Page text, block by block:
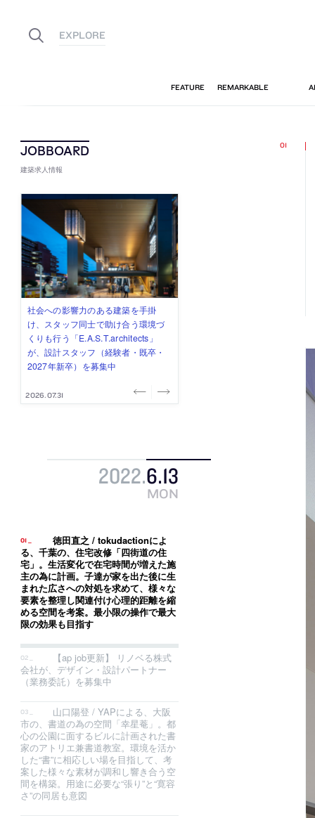
建築求人情報
佐々木慧が主宰する「axonometric株
式会社」が、設計スタッフ（経験
者・既卒・2027年新卒）を募集中
2026.08.07
古民家を軸に全国で“価値循環の仕組
み”を作り、リモートワーク主体の働
き方を実践する「株式会社つぎと」
が、設計スタッフ（経験者・既卒）
を募集中
2026.08.03
リノベる株式会社が、設計パートナ
ー (業務委託) を募集中
2026.08.03
社会への影響力のある建築を手掛
け、スタッフ同士で助け合う環境づ
くりも行う「E.A.S.T.architects」
が、設計スタッフ（経験者・既卒・
2027年新卒）を募集中
2026.07.31
代官山を拠点に活動する「梅澤竜也 /
ALA INC.」が、設計スタッフ・アル
バイト・事務職を募集中
2026.07.30
2022.6.13
MON
徳田直之 / tokudactionによ
る、千葉の、住宅改修「四街道の住
宅」。生活変化で在宅時間が増えた施
主の為に計画。子達が家を出た後に生
まれた広さへの対処を求めて、様々な
要素を整理し関連付け心理的距離を縮
める空間を考案。最小限の操作で最大
限の効果も目指す
【ap job更新】 リノベる株式
会社が、デザイン・設計パートナー
（業務委託）を募集中
山口陽登 / YAPによる、大阪
市の、書道の為の空間「幸星菴」。都
心の公園に面するビルに計画された書
家のアトリエ兼書道教室。環境を活か
した“書”に相応しい場を目指して、考
案した様々な素材が調和し響き合う空
間を構築。用途に必要な“張り”と“寛容
さ”の同居も意図